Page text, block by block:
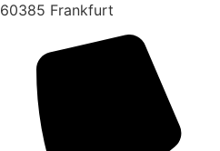
60385 Frankfurt